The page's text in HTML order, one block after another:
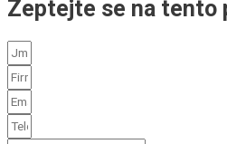
Zeptejte se na tento